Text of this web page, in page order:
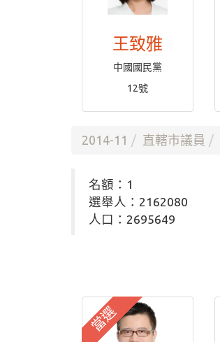
王致雅
中國國民黨
12號
2014-11 直轄市議員
名額：1
選舉人：2162080
人口：2695649
當選